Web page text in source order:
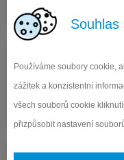
Používáme soubory cookie,
zážitek a konzistentní
všech souborů cookie
přizpůsobit nastavení
Vstup do systému
Objednávka
Přihlášení a odhlášení